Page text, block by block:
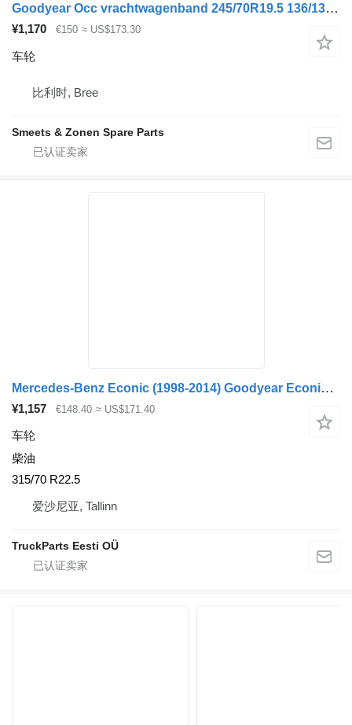
Goodyear Occ vrachtwagenband 245/70R19.5 136/134M Goodyear
¥1,170 €150 ≈ US$173.30
车轮
比利时, Bree
Smeets & Zonen Spare Parts
Mercedes-Benz Econic (1998-2014) Goodyear Econic 2633 (01.98-)
¥1,157 €148.40 ≈ US$171.40
车轮
柴油
315/70 R22.5
爱沙尼亚, Tallinn
TruckParts Eesti OÜ